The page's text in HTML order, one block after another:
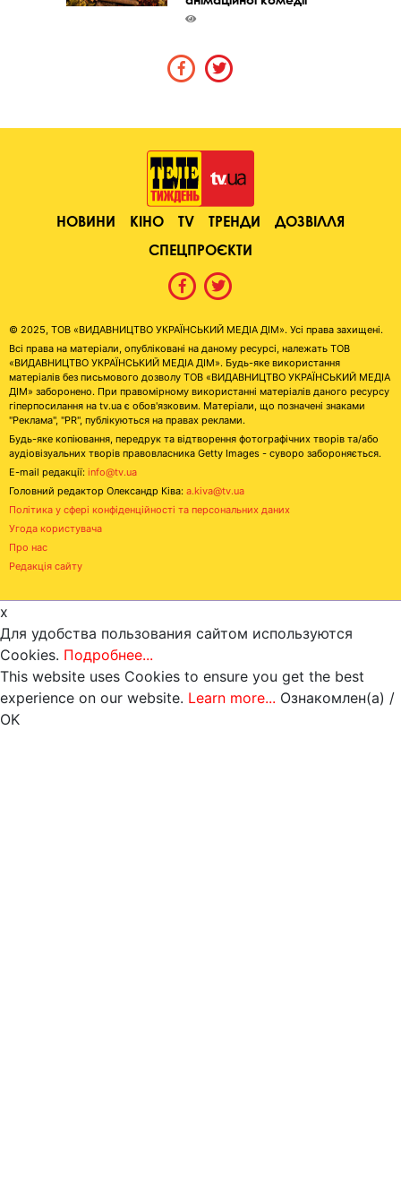
НОВИНИ КІНО TV ТРЕНДИ
ДОЗВІЛЛЯ
СПЕЦПРОЄКТИ
© 2025, ТОВ «ВИДАВНИЦТВО УКРАЇНСЬКИЙ МЕДІА ДІМ». Усі права захищені.
Всі права на матеріали, опубліковані на даному ресурсі, належать ТОВ
«ВИДАВНИЦТВО УКРАЇНСЬКИЙ МЕДІА ДІМ». Будь-яке використання
матеріалів без письмового дозволу ТОВ «ВИДАВНИЦТВО УКРАЇНСЬКИЙ МЕДІА
ДІМ» заборонено. При правомірному використанні матеріалів даного ресурсу
гіперпосилання на tv.ua є обов'язковим. Матеріали, що позначені знаками
"Реклама", "PR", публікуються на правах реклами.
Будь-яке копіювання, передрук та відтворення фотографічних творів та/або
аудіовізуальних творів правовласника Getty Images - суворо забороняється.
E-mail редакції: info@tv.ua
Головний редактор Олександр Ківа: a.kiva@tv.ua
Політика у сфері конфіденційності та персональних даних
Угода користувача
Про нас
Редакція сайту
x
Для удобства пользования сайтом используются
Cookies. Подробнее...
This website uses Cookies to ensure you get the best
experience on our website. Learn more... Ознакомлен(а) /
OK